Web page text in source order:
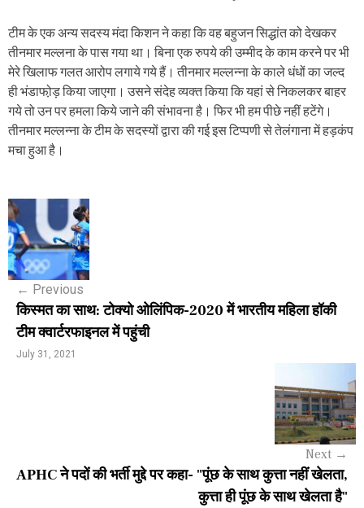
टीम के एक अन्य सदस्य मंदा किशन ने कहा कि वह बहुजन सिद्धांत को देखकर
तीनमार मल्लना के पास गया था। बिना एक रुपये की उम्मीद के काम करने पर भी
मेरे खिलाफ गलत आरोप लगाये गये हैं। तीनमार मल्लन्ना के काले धंधों का जल्द
ही भंडाफो़ड़ किया जाएगा। उसने संदेह व्यक्त किया कि यहां से निकलकर बाहर
गये तो उन पर हमला किये जाने की संभावना है। फिर भी हम पीछे नहीं हटेंगे।
तीनमार मल्लन्ना के टीम के सदस्यों द्वारा की गई इस टिप्पणी से तेलंगाना में हड़कंप
मचा हुआ है।
P
o
s
n
a
a
← Previous
किस्मत का साथ: टोक्यो ओलिंपिक-2020 में भारतीय महिला हॉकी
टीम क्वार्टरफाइनल में पहुंची
July 31, 2021
Next →
APHC ने पदों की भर्ती मुद्दे पर कहा- "पूंछ के साथ कुत्ता नहीं खेलता,
कुत्ता ही पूंछ के साथ खेलता है"